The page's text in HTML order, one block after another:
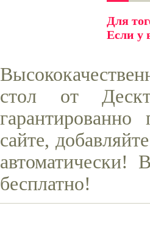
Для
Если у
стол от
сайте,
автоматически!
бесплатно!